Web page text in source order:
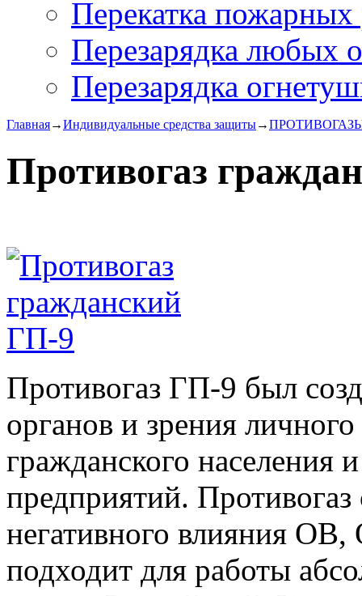
Перекатка пожарных
Перезарядка любых
Перезарядка
Главная→Индивидуальные средства защиты→
Противогаз
Противогаз ГП-9 был
органов и зрения
гражданского
предприятий.
негативного влияния
подходит для работы